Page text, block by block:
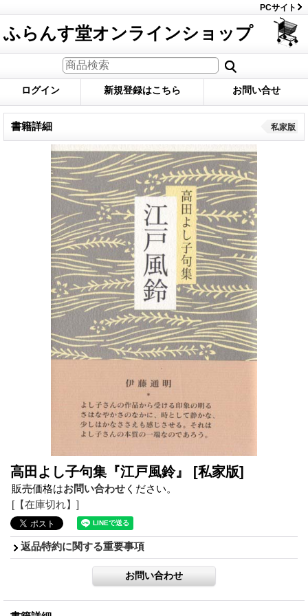
PCサイト
ふらんす堂オンラインショップ
ログイン 新規登録はこちら お問い合せ
書籍詳細 私家版
高田よし子句集『江戸風鈴』 [私家版]
販売価格はお問い合わせ ください。
[【在庫切れ】]
返品特約に関する重要事項